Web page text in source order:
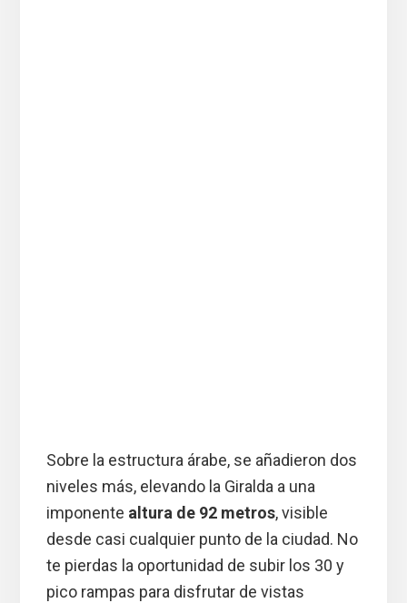
Sobre la estructura árabe, se añadieron dos
niveles más, elevando la Giralda a una
imponente altura de 92 metros, visible
desde casi cualquier punto de la ciudad. No
te pierdas la oportunidad de subir los 30 y
pico rampas para disfrutar de vistas